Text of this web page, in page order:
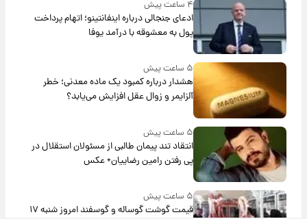
۴ ساعت پیش
ادعای جنجالی درباره اینفانتینو؛ اتهام پرداخت
پول به معشوقه با درآمد یوفا
۵ ساعت پیش
هشدار درباره کمبود یک ماده معدنی؛ خطر
آلزایمر و زوال عقل افزایش می‌یابد؟
۵ ساعت پیش
انتقاد تند پیمان طالبی از مسئولان استقلال در
پی رفتن رامین رضاییان+ عکس
۵ ساعت پیش
قیمت گوشت گوساله و گوسفند امروز شنبه ۱۷